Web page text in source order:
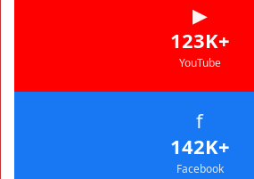
▶
+123K
YouTube
f
+142K
Facebook